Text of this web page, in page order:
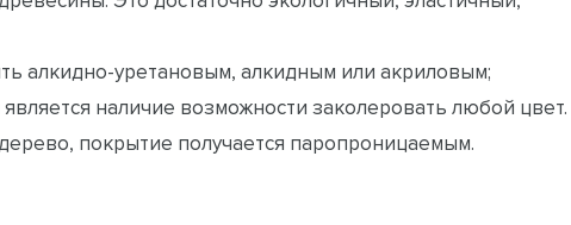
алкидно-уретановым, алкидным или акриловым;
наличие возможности заколеровать любой цвет.
покрытие получается паропроницаемым.